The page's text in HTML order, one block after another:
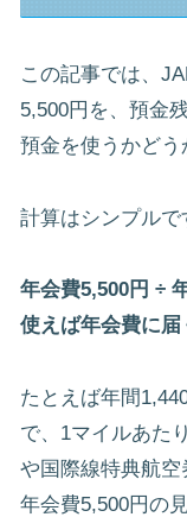
この記事では、
5,500円を、預金
預金を使うかどう
計算はシンプルで
年会費5,500円 ÷
使えば年会費に届
たとえば年間
で、1マイルあた
や国際線特典航空
年会費5,500円の